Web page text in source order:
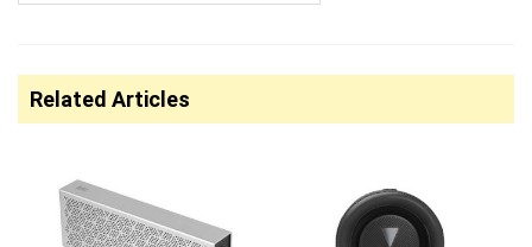
Related Articles